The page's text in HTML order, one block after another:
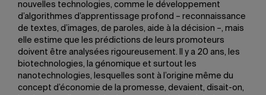
nouvelles technologies, comme le développement
d’algorithmes d’apprentissage profond – reconnaissance
de textes, d’images, de paroles, aide à la décision –, mais
elle estime que les prédictions de leurs promoteurs
doivent être analysées rigoureusement. Il y a 20 ans, les
biotechnologies, la génomique et surtout les
nanotechnologies, lesquelles sont à l’origine même du
concept d’économie de la promesse, devaient, disait-on,